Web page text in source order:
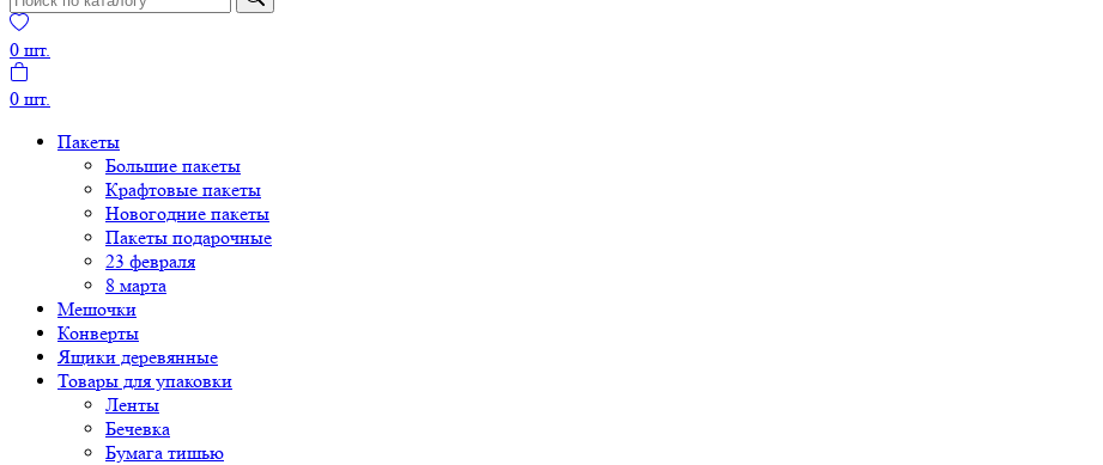
0 шт.
0 шт.
Пакеты
Большие пакеты
Крафтовые пакеты
Новогодние пакеты
Пакеты подарочные
23 февраля
8 марта
Мешочки
Конверты
Ящики деревянные
Товары для упаковки
Ленты
Бечевка
Бумага тишью